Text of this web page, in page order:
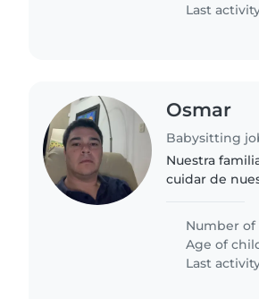
Last
Osmar
Babysitting
Nuestra
cuidar de
pasar tiempo
Number of
Age of
Last